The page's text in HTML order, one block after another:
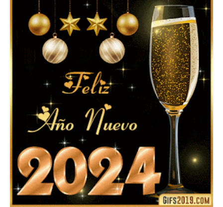
▷ Imágenes 2026 PNG sin Fondo y Transparentes en
3D 【DESCARGAR GRATIS】 ⬇️